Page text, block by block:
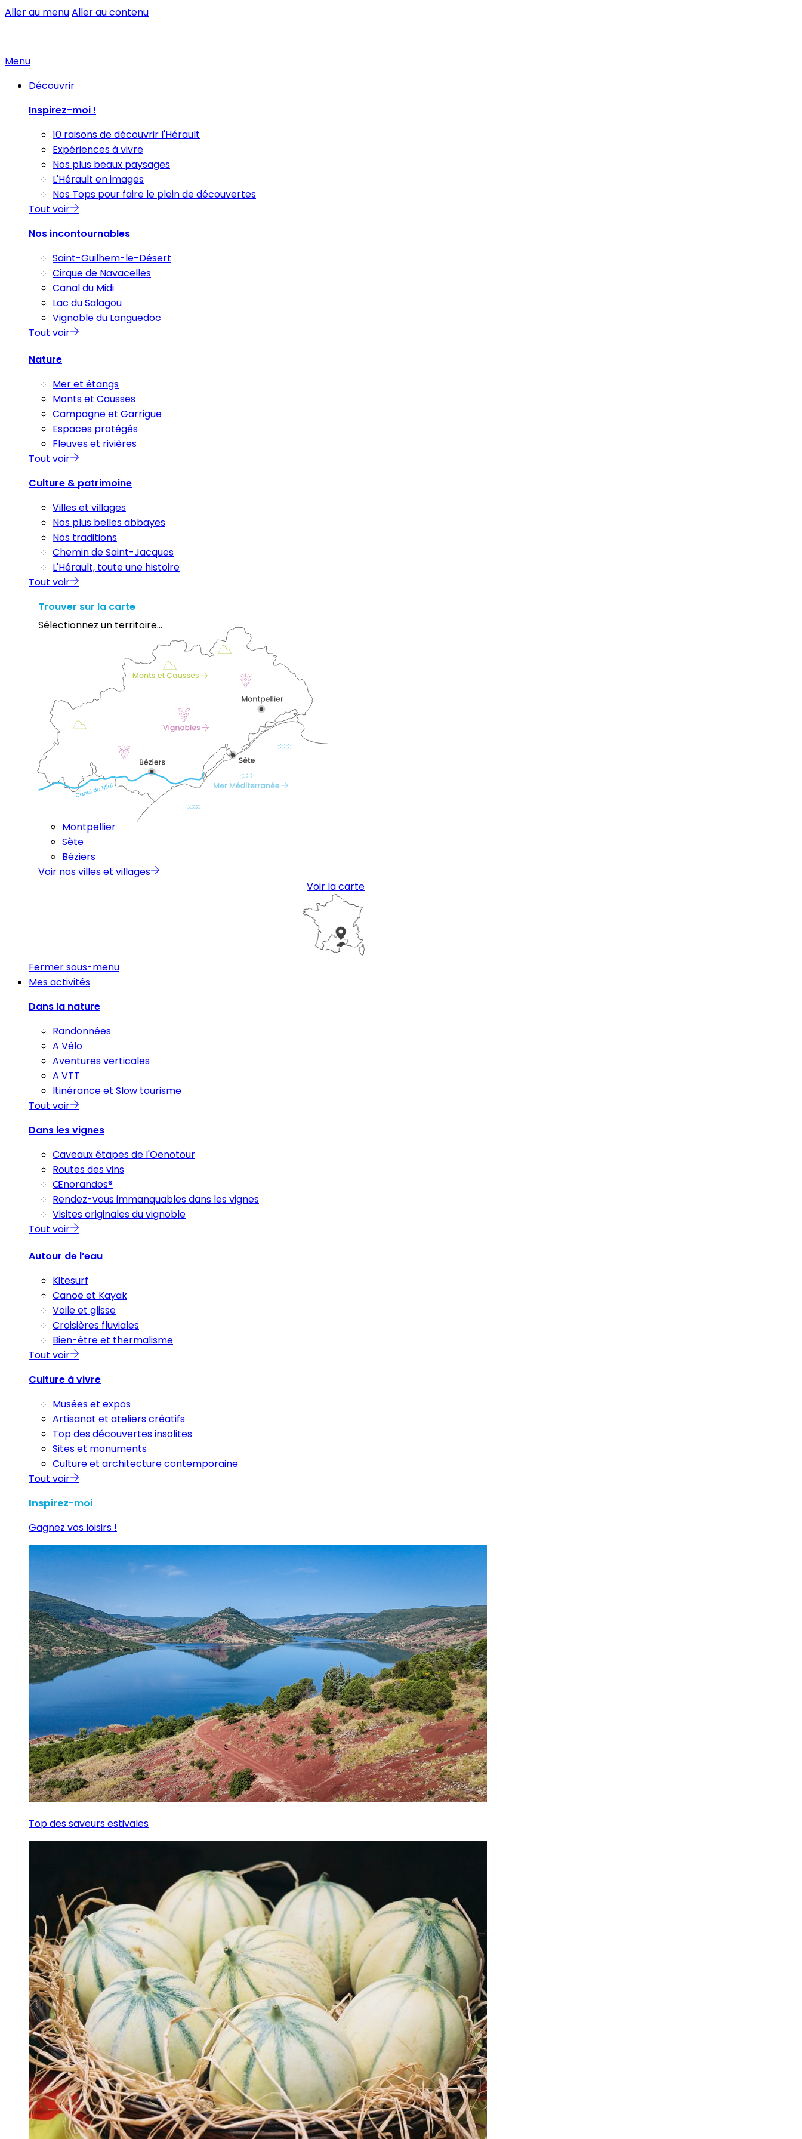
Aller au menuAller au contenu
Menu
Découvrir
Inspirez-moi !
10 raisons de découvrir l'Hérault
Expériences à vivre
Nos plus beaux paysages
L'Hérault en images
Nos Tops pour faire le plein de découvertes
Tout voir
Nos incontournables
Saint-Guilhem-le-Désert
Cirque de Navacelles
Canal du Midi
Lac du Salagou
Vignoble du Languedoc
Tout voir
Nature
Mer et étangs
Monts et Causses
Campagne et Garrigue
Espaces protégés
Fleuves et rivières
Tout voir
Culture & patrimoine
Villes et villages
Nos plus belles abbayes
Nos traditions
Chemin de Saint-Jacques
L'Hérault, toute une histoire
Tout voir
Trouver sur la carte
Sélectionnez un territoire...
Montpellier
Sète
Béziers
Voir nos villes et villages
Voir la carte
Fermer sous-menu
Mes activités
Dans la nature
Randonnées
A Vélo
Aventures verticales
A VTT
Itinérance et Slow tourisme
Tout voir
Dans les vignes
Caveaux étapes de l'Oenotour
Routes des vins
Œnorandos®
Rendez-vous immanquables dans les vignes
Visites originales du vignoble
Tout voir
Autour de l’eau
Kitesurf
Canoë et Kayak
Voile et glisse
Croisières fluviales
Bien-être et thermalisme
Tout voir
Culture à vivre
Musées et expos
Artisanat et ateliers créatifs
Top des découvertes insolites
Sites et monuments
Culture et architecture contemporaine
Tout voir
Inspirez-moi
Gagnez vos loisirs !
Top des saveurs estivales